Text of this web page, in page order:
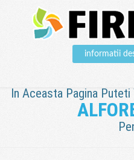
informatii
In Aceasta Pagina